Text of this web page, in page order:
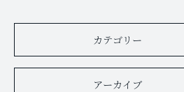
カテゴリー
アーカイブ